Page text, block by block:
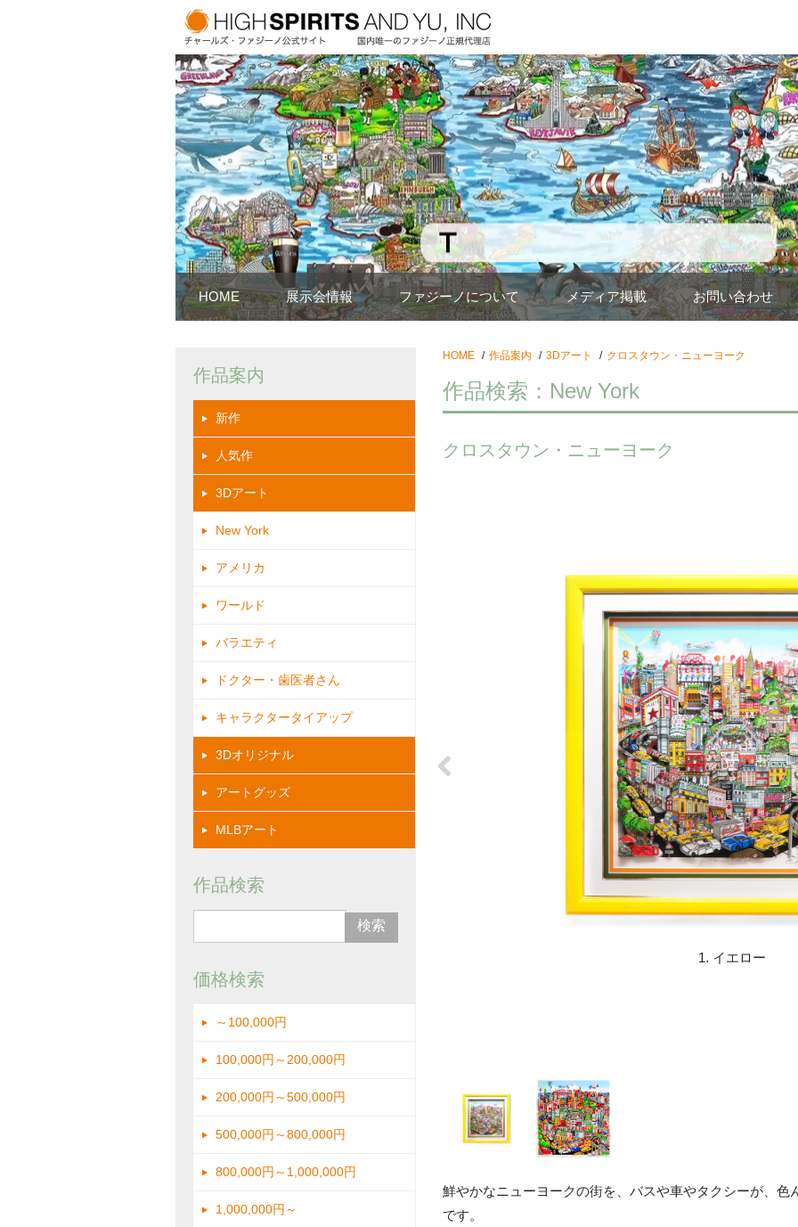
HOME 展示会情報 ファジーノについて メディア掲載 お問い合わせ
HOME 作品案内 3Dアート クロスタウン・ニューヨーク
作品検索：New York
クロスタウン・ニューヨーク
1. イエロー
鮮やかなニューヨークの街を、バスや車やタクシーが、色
です。
作品案内
新作
人気作
3Dアート
New York
アメリカ
ワールド
バラエティ
ドクター・歯医者さん
キャラクタータイアップ
3Dオリジナル
アートグッズ
MLBアート
作品検索
価格検索
～100,000円
100,000円～200,000円
200,000円～500,000円
500,000円～800,000円
800,000円～1,000,000円
1,000,000円～